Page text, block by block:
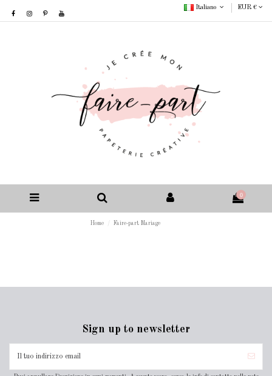
Italiano EUR €
0
Home Faire-part Mariage
Sign up to newsletter